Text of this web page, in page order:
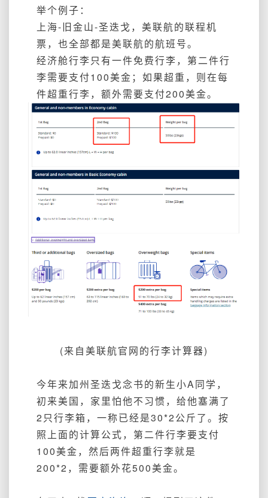
举个例子：
上海-旧金山-圣迭戈，美联航的联程机
票，也全部都是美联航的航班号。
经济舱行李只有一件免费行李，第二件行
李需要支付100美金；如果超重，则在每
件超重行李，额外需要支付200美金。
(来自美联航官网的行李计算器)
今年来加州圣迭戈念书的新生小A同学，
初来美国，家里怕他不习惯，给他塞满了
2只行李箱，一称已经是30*2公斤了。按
照上面的计算公式，第二件行李要支付
100美金，然后两件超重行李就是
200*2，需要额外花500美金。